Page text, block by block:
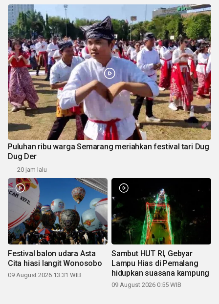
Puluhan ribu warga Semarang meriahkan festival tari Dug
Dug Der
20 jam lalu
Festival balon udara Asta
Cita hiasi langit Wonosobo
09 August 2026 13:31 WIB
Sambut HUT RI, Gebyar
Lampu Hias di Pemalang
hidupkan suasana kampung
09 August 2026 0:55 WIB